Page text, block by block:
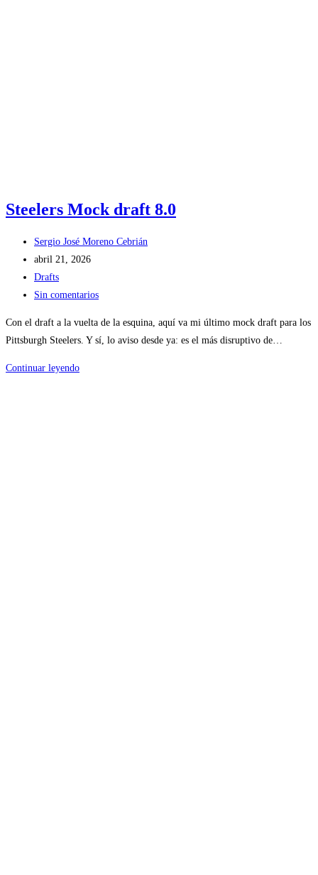
Steelers Mock draft 8.0
Autor
de
la
entrada:
Sergio José Moreno Cebrián
Publicación
de
la
abril 21, 2026
Categoría
de
Drafts
Comentarios
entrada:
Sin comentarios
Con el draft a la vuelta de la esquina, aquí va mi último mock draft para los
Pittsburgh Steelers. Y sí, lo aviso desde ya: es el más disruptivo de…
Continuar leyendoSteelers